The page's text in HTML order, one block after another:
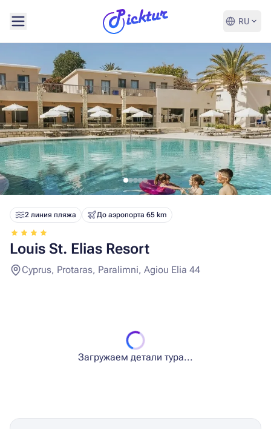
RU
2 линия пляжа До аэропорта 65 km
Louis St. Elias Resort
Cyprus, Protaras, Paralimni, Agiou Elia 44
Загружаем детали тура...